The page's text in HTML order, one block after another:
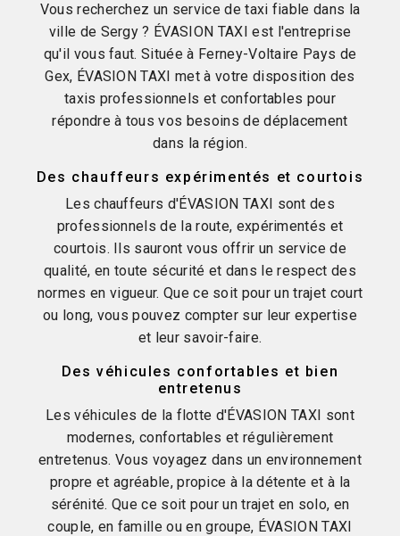
Vous recherchez un service de taxi fiable dans la
ville de Sergy ? ÉVASION TAXI est l'entreprise
qu'il vous faut. Située à Ferney-Voltaire Pays de
Gex, ÉVASION TAXI met à votre disposition des
taxis professionnels et confortables pour
répondre à tous vos besoins de déplacement
dans la région.
Des chauffeurs expérimentés et courtois
Les chauffeurs d'ÉVASION TAXI sont des
professionnels de la route, expérimentés et
courtois. Ils sauront vous offrir un service de
qualité, en toute sécurité et dans le respect des
normes en vigueur. Que ce soit pour un trajet court
ou long, vous pouvez compter sur leur expertise
et leur savoir-faire.
Des véhicules confortables et bien
entretenus
Les véhicules de la flotte d'ÉVASION TAXI sont
modernes, confortables et régulièrement
entretenus. Vous voyagez dans un environnement
propre et agréable, propice à la détente et à la
sérénité. Que ce soit pour un trajet en solo, en
couple, en famille ou en groupe, ÉVASION TAXI